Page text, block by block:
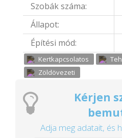
Szobák száma:
Állapot:
Építési mód:
Kertkapcsolatos
Zöldövezeti
Kérjen
Adja meg adatait, és